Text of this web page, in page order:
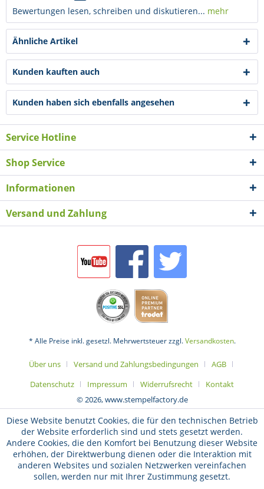
Bewertungen lesen, schreiben und diskutieren... mehr
Ähnliche Artikel
Kunden kauften auch
Kunden haben sich ebenfalls angesehen
Service Hotline
Shop Service
Informationen
Versand und Zahlung
* Alle Preise inkl. gesetzl. Mehrwertsteuer zzgl.Versandkosten.
Über uns Versand und Zahlungsbedingungen
AGB
Datenschutz
Impressum Widerrufsrecht
Kontakt
© 2026, www.stempelfactory.de
Diese Website benutzt Cookies, die für den technischen Betrieb
der Website erforderlich sind und stets gesetzt werden.
Andere Cookies, die den Komfort bei Benutzung dieser Website
erhöhen, der Direktwerbung dienen oder die Interaktion mit
anderen Websites und sozialen Netzwerken vereinfachen
sollen, werden nur mit Ihrer Zustimmung gesetzt.